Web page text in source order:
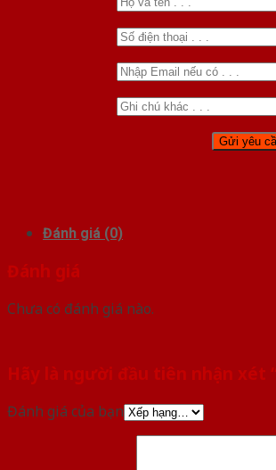
Đánh giá (0)
Đánh giá
Chưa có đánh giá nào.
Hãy là người đầu tiên nhận xét
Đánh giá của bạn